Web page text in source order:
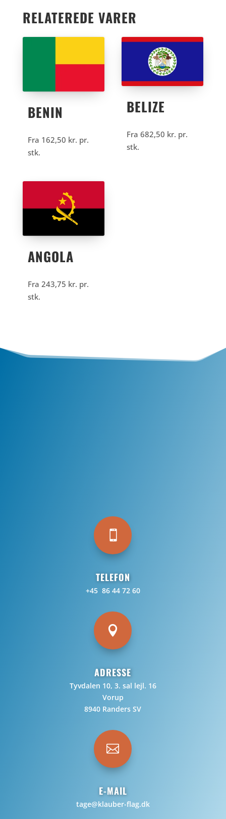
RELATEREDE VARER
BENIN
Fra 162,50 kr. pr.
stk.
BELIZE
Fra682,50 kr. pr.
stk.
ANGOLA
Fra 243,75 kr. pr.
stk.
TELEFON
+45 86 44 72 60

ADRESSE
Tyvdalen 10, 3. sal lejl. 16
Vorup
8940 Randers SV

E-MAIL
tage@klauber-flag.dk